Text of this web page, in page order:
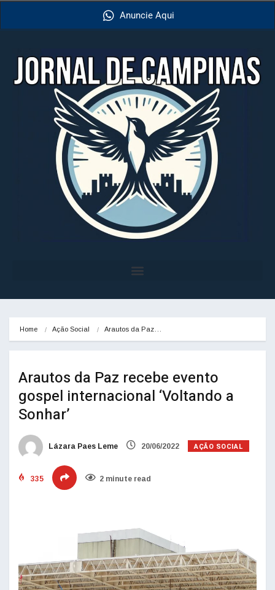
Anuncie Aqui
Home Ação Social Arautos da Paz…
Arautos da Paz recebe evento
gospel internacional ‘Voltando a
Sonhar’
Lázara Paes Leme 20/06/2022 AÇÃO SOCIAL
335 2 minute read